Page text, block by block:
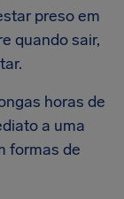
preso em
quando sair,
horas de
a uma
formas de